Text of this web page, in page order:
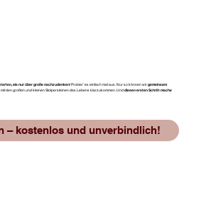
als nur über große nachzudenken! Probier' es einfach mal aus. Nur so können wirgemeinsam
den großen und kleinen Stolpersteinen des Lebens klarzukommen. Unddiesen ersten Schritt mache
– kostenlos und unverbindlich!